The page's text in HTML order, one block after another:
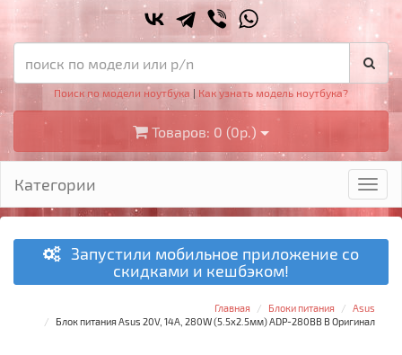
Поиск по модели ноутбука | Как узнать модель ноутбука?
Товаров: 0 (0р.)
Категории
Запустили мобильное приложение со
скидками и кешбэком!
Главная Блоки питания
Asus
Блок питания Asus 20V, 14A, 280W (5.5x2.5мм) ADP-280BB B Оригинал